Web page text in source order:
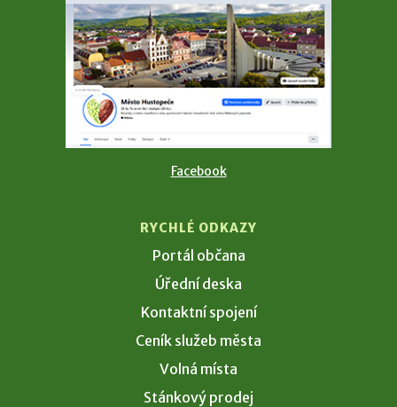
Facebook
RYCHLÉ ODKAZY
Portál občana
Úřední deska
Kontaktní spojení
Ceník služeb města
Volná místa
Stánkový prodej